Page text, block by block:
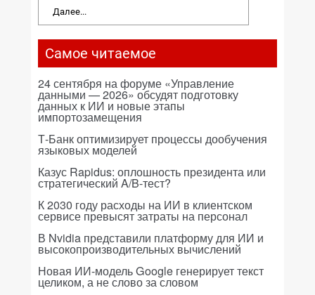
Далее...
Самое читаемое
24 сентября на форуме «Управление
данными — 2026» обсудят подготовку
данных к ИИ и новые этапы
импортозамещения
Т-Банк оптимизирует процессы дообучения
языковых моделей
Казус Rapidus: оплошность президента или
стратегический A/B-тест?
К 2030 году расходы на ИИ в клиентском
сервисе превысят затраты на персонал
В Nvidia представили платформу для ИИ и
высокопроизводительных вычислений
Новая ИИ-модель Google генерирует текст
целиком, а не слово за словом